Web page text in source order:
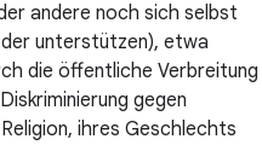
andere noch sich selbst
unterstützen), etwa
die öffentliche Verbreitung
gegen
ihres Geschlechts